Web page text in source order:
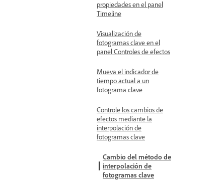
propiedades en el panel
Timeline
Visualización de
fotogramas clave en el
panel Controles de efectos
Mueva el indicador de
tiempo actual a un
fotograma clave
Controle los cambios de
efectos mediante la
interpolación de
fotogramas clave
Cambio del método de
interpolación de
fotogramas clave